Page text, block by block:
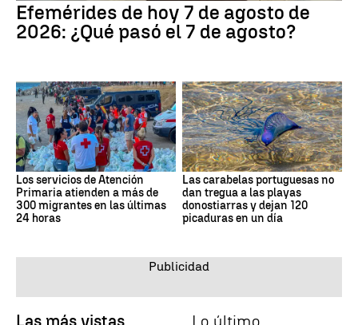
Efemérides de hoy 7 de agosto de
2026: ¿Qué pasó el 7 de agosto?
Los servicios de Atención
Primaria atienden a más de
300 migrantes en las últimas
24 horas
Las carabelas portuguesas no
dan tregua a las playas
donostiarras y dejan 120
picaduras en un día
Las más vistas Lo último